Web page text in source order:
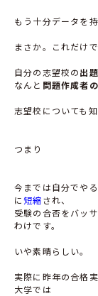
もう十分データを
まさか。これだけ
自分の志望校の出
なんと 問題作成者
志望校についても
つまり
今までは自分でや
に短縮され、
受験の合否をバッ
わけです。
いや素晴らしい。
実際に昨年の合格
大学では